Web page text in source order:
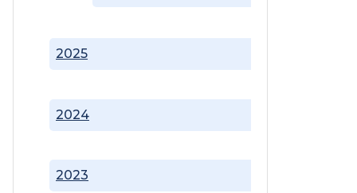
2023
2024
2025